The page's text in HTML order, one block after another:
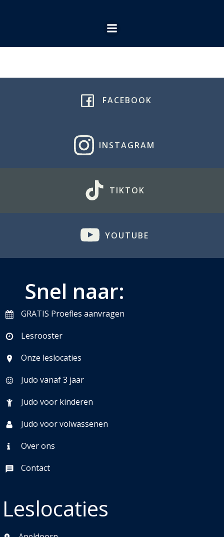
de
FACEBOOK
INSTAGRAM
TIKTOK
YOUTUBE
Snel naar:
GRATIS Proefles aanvragen
Lesrooster
Onze leslocaties
Judo vanaf 3 jaar
Judo voor kinderen
Judo voor volwassenen
Over ons
Contact
Leslocaties